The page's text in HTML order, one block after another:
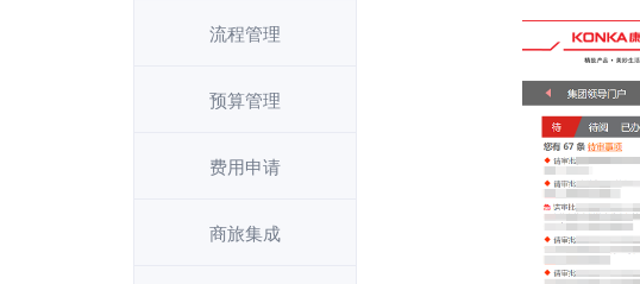
流程管理
预算管理
费用申请
商旅集成